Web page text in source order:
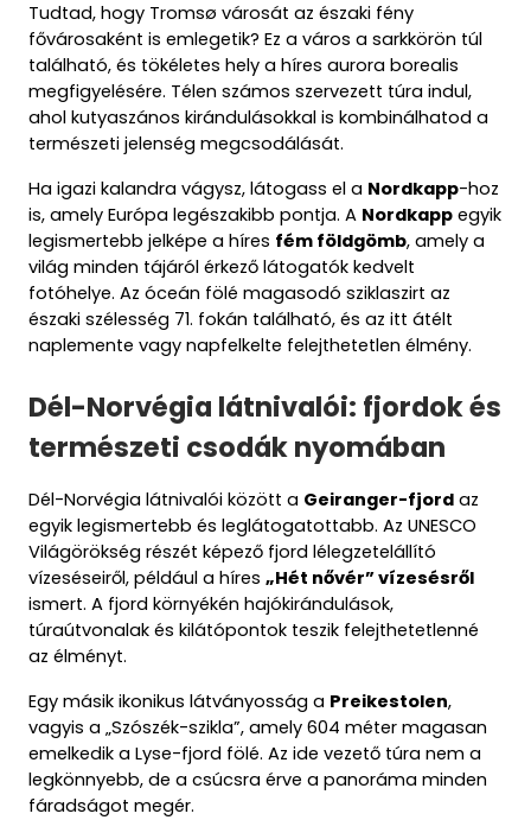
Tudtad, hogy Tromsø városát az északi fény
fővárosaként is emlegetik? Ez a város a sarkkörön túl
található, és tökéletes hely a híres aurora borealis
megfigyelésére. Télen számos szervezett túra indul,
ahol kutyaszános kirándulásokkal is kombinálhatod a
természeti jelenség megcsodálását.
Ha igazi kalandra vágysz, látogass el a Nordkapp-hoz
is, amely Európa legészakibb pontja. A Nordkapp egyik
legismertebb jelképe a híres fém földgömb, amely a
világ minden tájáról érkező látogatók kedvelt
fotóhelye. Az óceán fölé magasodó sziklaszirt az
északi szélesség 71. fokán található, és az itt átélt
naplemente vagy napfelkelte felejthetetlen élmény.
Dél-Norvégia látnivalói: fjordok és
természeti csodák nyomában
Dél-Norvégia látnivalói között a Geiranger-fjord az
egyik legismertebb és leglátogatottabb. Az UNESCO
Világörökség részét képező fjord lélegzetelállító
vízeséseiről, például a híres „Hét nővér” vízesésről
ismert. A fjord környékén hajókirándulások,
túraútvonalak és kilátópontok teszik felejthetetlenné
az élményt.
Egy másik ikonikus látványosság a Preikestolen,
vagyis a „Szószék-szikla”, amely 604 méter magasan
emelkedik a Lyse-fjord fölé. Az ide vezető túra nem a
legkönnyebb, de a csúcsra érve a panoráma minden
fáradságot megér.